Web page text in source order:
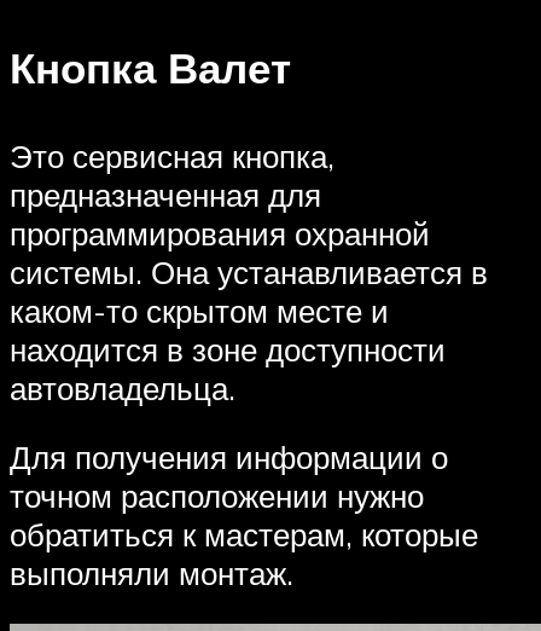
Кнопка Валет
Это сервисная кнопка,
предназначенная для
программирования охранной
системы. Она устанавливается в
каком-то скрытом месте и
находится в зоне доступности
автовладельца.
Для получения информации о
точном расположении нужно
обратиться к мастерам, которые
выполняли монтаж.